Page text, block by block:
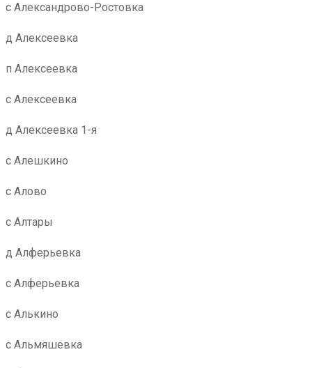
с Александрово-Ростовка
д Алексеевка
п Алексеевка
с Алексеевка
д Алексеевка 1-я
с Алешкино
с Алово
с Алтары
д Алферьевка
с Алферьевка
с Алькино
с Альмяшевка